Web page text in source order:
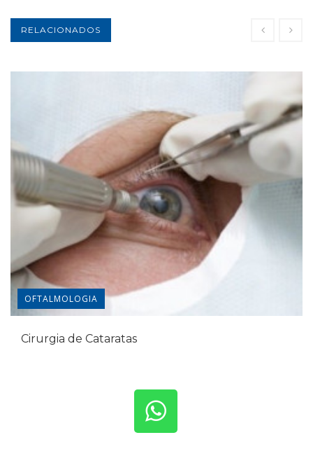
RELACIONADOS
OFTALMOLOGIA
Cirurgia de Cataratas